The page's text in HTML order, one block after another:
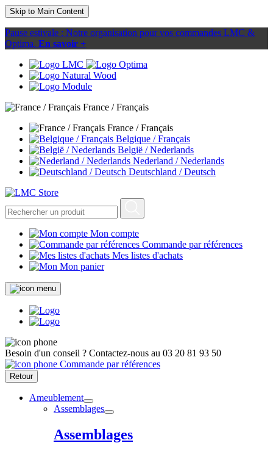
Skip to Main Content
Pause estivale : Notre organisation pour vos commandes LMC &
Optima. En savoir +
France / Français
France / Français
Belgique / Français
België / Nederlands
Nederland / Nederlands
Deutschland / Deutsch
Mon compte
Commande par références
Mes listes d'achats
Mon panier
Besoin d'un conseil ? Contactez-nous au 03 20 81 93 50
Commande par références
Retour
Ameublement
Assemblages
Assemblages